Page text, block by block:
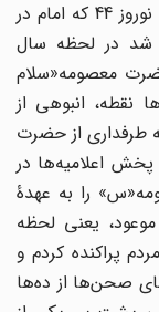
در نوروز سال 43 که امام در زندان بودند و یا نوروز 44 که امام در
شد در لحظه سال
معصومه«سلام
انبوهی از
طرفداری از حضرت
اعلامیه‌ها در
را به عهدۀ
یعنی لحظه
پراکنده کردم و
صحن‌ها از ده‌ها